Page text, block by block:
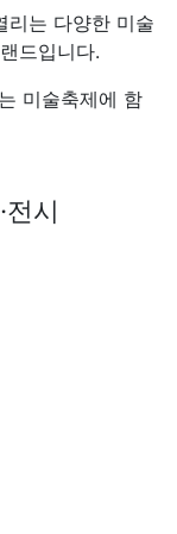
는 다양한 미술
드입니다.
미술축제에 함
전시